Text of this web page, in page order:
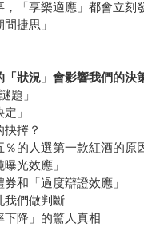
，「享樂適應」都會立刻
捷思」
「狀況」會影響我們的決
題」
」
抉擇？
％的人選第一款紅酒的原
光效應」
和「過度辯證效應」
我們做判斷
下降」的驚人真相